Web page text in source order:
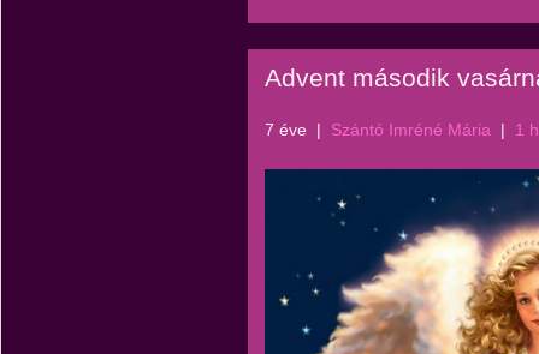
Advent második
7 éve | Szántó Imréné Mária | 1